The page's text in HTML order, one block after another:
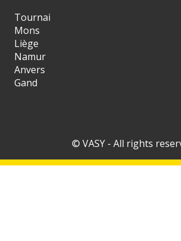
Tournai
Mons
Liège
Namur
Anvers
Gand
© VASY - All rights